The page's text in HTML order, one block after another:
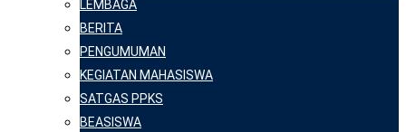
LEMBAGA
BERITA
PENGUMUMAN
KEGIATAN MAHASISWA
SATGAS PPKS
BEASISWA